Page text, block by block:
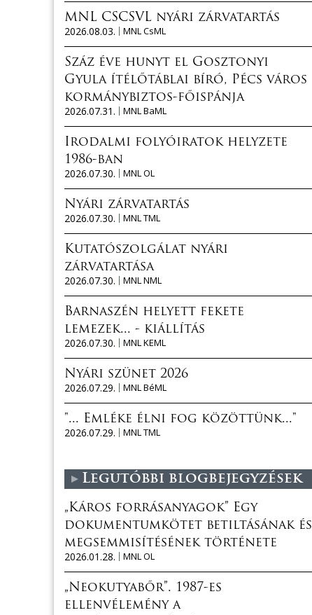
MNL CSCSVL nyári zárvatartás
2026.08.03.
MNL CsML
Száz éve hunyt el Gosztonyi
Gyula ítélőtáblai bíró, Pécs város
kormánybiztos-főispánja
2026.07.31.
MNL BaML
Irodalmi folyóiratok helyzete
1986-ban
2026.07.30.
MNL OL
Nyári zárvatartás
2026.07.30.
MNL TML
Kutatószolgálat nyári
zárvatartása
2026.07.30.
MNL NML
Barnaszén helyett fekete
lemezek... - kiállítás
2026.07.30.
MNL KEML
Nyári szünet 2026
2026.07.29.
MNL BéML
"... Emléke élni fog közöttünk..."
2026.07.29.
MNL TML
Legutóbbi blogbejegyzések
„Káros forrásanyagok” Egy
dokumentumkötet betiltásának és
megsemmisítésének története
2026.01.28.
MNL OL
„Neokutyabőr”. 1987-es
ellenvélemény a